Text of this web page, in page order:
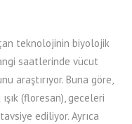
teknolojinin biyolojik
saatlerinde vücut
araştırıyor. Buna göre,
(floresan), geceleri
ediliyor. Ayrıca